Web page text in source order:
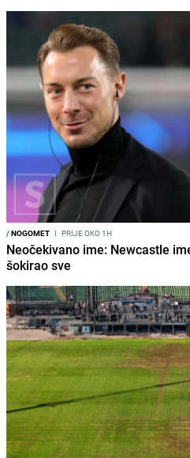
/NOGOMET I PRIJE OKO 1H
Neočekivano ime: Newcastle
šokirao sve